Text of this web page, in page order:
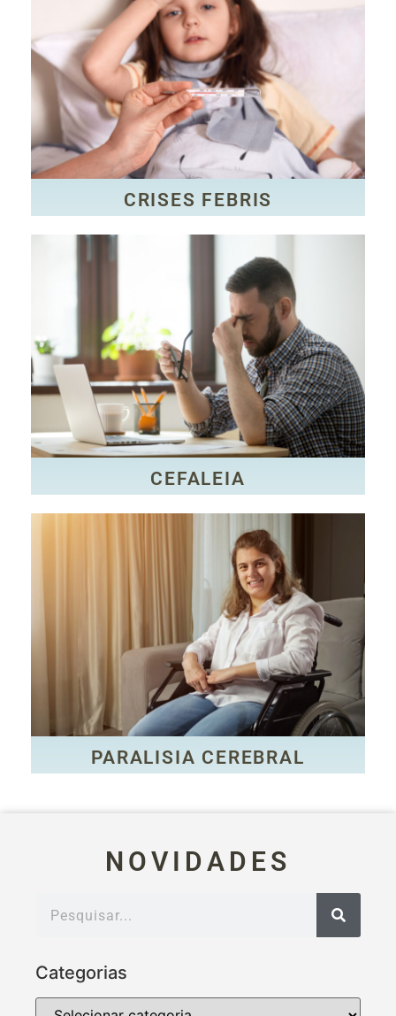
CRISES FEBRIS
CRISES FEBRIS
As crises convulsivas febris são um fenômeno de
saúde que atinge crianças de 6 meses a 6 anos,
caracterizadas pela presença de febre associada a
crise epiléptica.
CLIQUE AQUI
CEFALEIA
CEFALEIA
A cefaleia é uma condição caracterizada por dores
de cabeça frequentes e atinge pacientes de todas as
idades, de crianças à idosos. Pode estar associada a
distúrbios físicos, emocionais e psicológicos, ou
mesmo ser efeito colateral do uso de medicamentos.
CLIQUE AQUI
PARALISIA CEREBRAL
PARALISIA CEREBRAL
Ela afeta o desenvolvimento motor, influenciando no
desenvolvimento das habilidades de movimento,
força e postura corporal. A paralisia pode ser leve,
moderada ou grave segundo a Classificação
Internacional de Funcionalidade, Incapacidade e
Saúde da Organização Mundial da Saúde (OMS).
CLIQUE AQUI
NOVIDADES
Categorias